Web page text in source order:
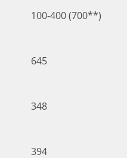
100-400 (700**)
645
348
394